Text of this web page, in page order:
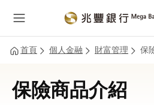
首頁 個人金融 財富管理 保
保險商品介紹